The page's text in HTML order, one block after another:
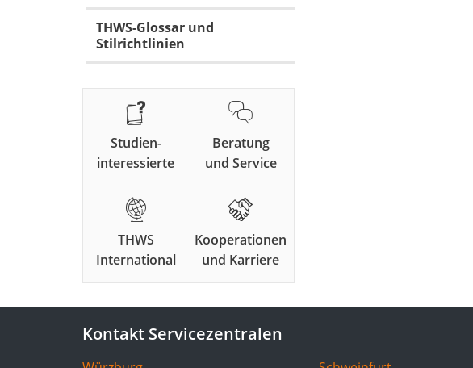
THWS-Glossar und
Stilrichtlinien
Studien-
interessierte
Beratung
und Service
THWS
International
Kooperationen
und Karriere
Kontakt Servicezentralen